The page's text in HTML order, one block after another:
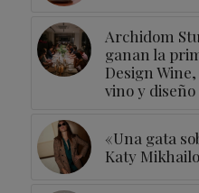
Archidom
ganan la
Design
vino y
«Una gata
Katy